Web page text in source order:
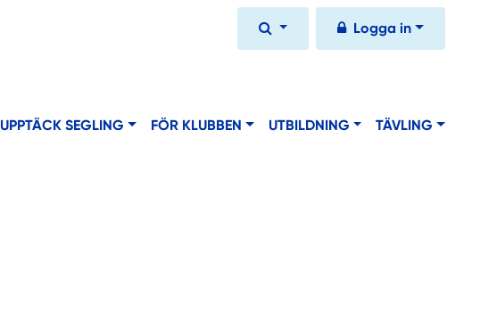
Logga in
UPPTÄCK SEGLING FÖR KLUBBEN UTBILDNING TÄVLING